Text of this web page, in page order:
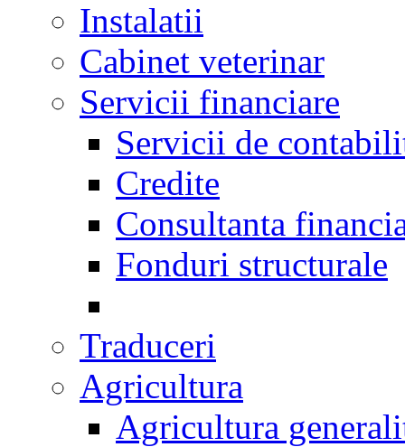
Instalatii
Cabinet veterinar
Servicii financiare
Servicii de
Credite
Consultanta
Fonduri structurale
Traduceri
Agricultura
Agricultura